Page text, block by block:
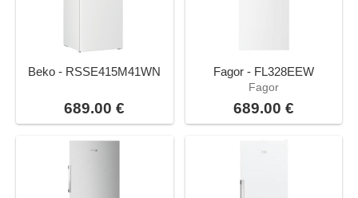
Beko - RSSE415M41WN
689.00 €
Fagor - FL328EEW
Fagor
689.00 €